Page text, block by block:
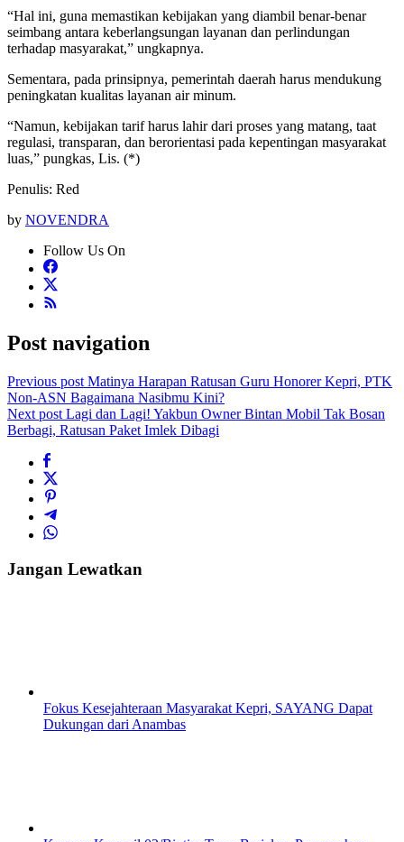
“Hal ini, guna memastikan kebijakan yang diambil benar-benar
seimbang antara keberlangsungan layanan dan perlindungan
terhadap masyarakat,” ungkapnya.
Sementara, pada prinsipnya, pemerintah daerah harus mendukung
peningkatan kualitas layanan air minum.
“Namun, kebijakan tarif harus lahir dari proses yang matang, taat
regulasi, transparan, dan berorientasi pada kepentingan masyarakat
luas,” pungkas, Lis. (*)
Penulis: Red
by NOVENDRA
Follow Us On
Post navigation
Previous post Matinya Harapan Ratusan Guru Honorer Kepri, PTK
Non-ASN Bagaimana Nasibmu Kini?
Next post Lagi dan Lagi! Yakbun Owner Bintan Mobil Tak Bosan
Berbagi, Ratusan Paket Imlek Dibagi
Jangan Lewatkan
Fokus Kesejahteraan Masyarakat Kepri, SAYANG Dapat
Dukungan dari Anambas